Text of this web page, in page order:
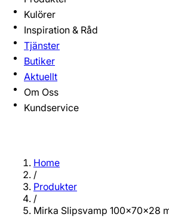
Kulörer
Inspiration & Råd
Tjänster
Butiker
Aktuellt
Om Oss
Kundservice
Home
/
Produkter
/
Mirka Slipsvamp 100x70x28